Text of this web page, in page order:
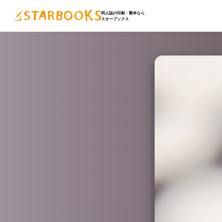
同人誌の印刷・製本なら
スターブックス